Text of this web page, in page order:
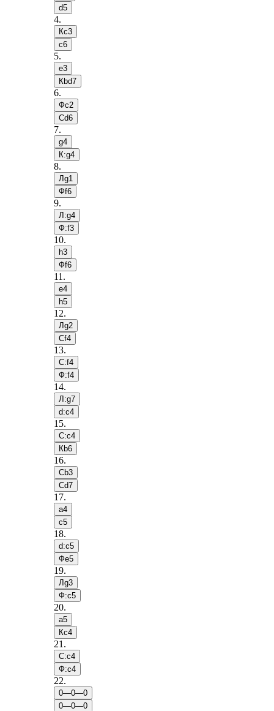
d5
4.
Кc3
c6
5.
e3
Кbd7
6.
Фc2
Сd6
7.
g4
К:g4
8.
Лg1
Фf6
9.
Л:g4
Ф:f3
10.
h3
Фf6
11 .
e4
h5
12.
Лg2
Сf4
13.
С:f4
Ф:f4
14.
Л:g7
d:c4
15.
С:c4
Кb6
16.
Сb3
Сd7
17.
a4
c5
18.
d:c5
Фe5
19.
Лg3
Ф:c5
20.
a5
Кc4
21 .
С:c4
Ф:c4
22.
0—0—0
0—0—0